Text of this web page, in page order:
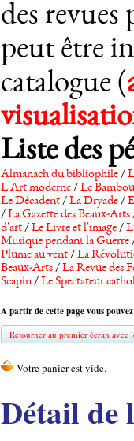
des revues
peut être
catalogue (
Liste des
Almanach du bibliophile/
L'Art moderne/Le Bambou
Le Décadent/La Dryade/
/La Gazette des Beaux-Arts
d'art/Le Livre et l'image/
Musique pendant la Guerre
Plume au vent/La
Beaux-Arts/La Revue des
Scapin/Le Spectateur
A partir de cette page vous
Retourner au premier écran avec
Détail de